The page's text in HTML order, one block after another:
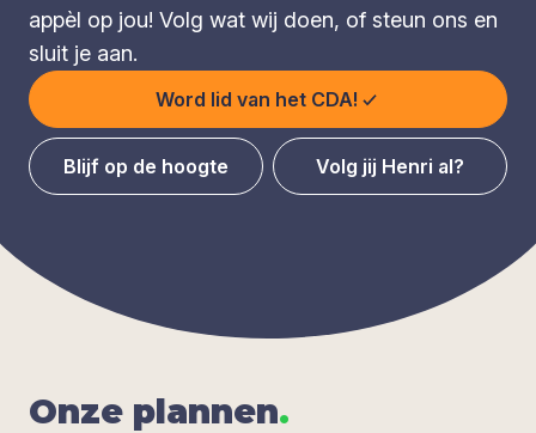
appèl op jou! Volg wat wij doen, of steun ons en
sluit je aan.
Word lid van het CDA!
Blijf op de hoogte Volg jij Henri al?
Onze plan­nen.